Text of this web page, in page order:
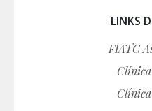
LINKS
FIATC